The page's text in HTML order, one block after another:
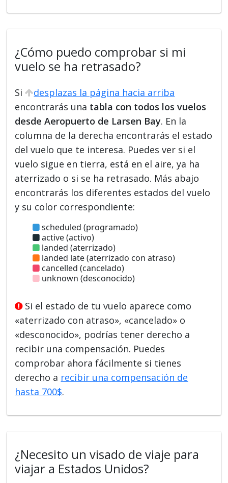
¿Cómo puedo comprobar si mi
vuelo se ha retrasado?
Si
desplazas la página hacia arriba
encontrarás una tabla con todos los vuelos
desde Aeropuerto de Larsen Bay. En la
columna de la derecha encontrarás el estado
del vuelo que te interesa. Puedes ver si el
vuelo sigue en tierra, está en el aire, ya ha
aterrizado o si se ha retrasado. Más abajo
encontrarás los diferentes estados del vuelo
y su color correspondiente:
scheduled (programado)
active (activo)
landed (aterrizado)
landed late (aterrizado con atraso)
cancelled (cancelado)
unknown (desconocido)
Si el estado de tu vuelo aparece como
«aterrizado con atraso», «cancelado» o
«desconocido», podrías tener derecho a
recibir una compensación. Puedes
comprobar ahora fácilmente si tienes
derecho a recibir una compensación de
hasta 700$.
¿Necesito un visado de viaje para
viajar a Estados Unidos?